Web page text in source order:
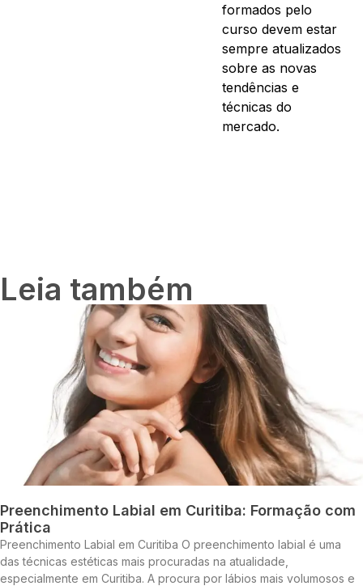
formados pelo
curso devem estar
sempre atualizados
sobre as novas
tendências e
técnicas do
mercado.
Leia também
Preenchimento Labial em Curitiba: Formação com
Prática
Preenchimento Labial em Curitiba O preenchimento labial é uma
das técnicas estéticas mais procuradas na atualidade,
especialmente em Curitiba. A procura por lábios mais volumosos e